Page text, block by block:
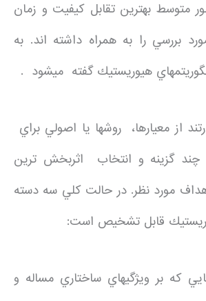
متوسط بهترين تقابل كيفيت و زمان
بررسي را به همراه داشته اند. به
هيوريستيك گفته ميشود .
از معيارها، روشها يا اصولي براي
گزينه و انتخاب اثربخش ترين
مورد نظر. در حالت كلي سه دسته
قابل تشخيص است:
كه بر ويژگيهاي ساختاري مساله و